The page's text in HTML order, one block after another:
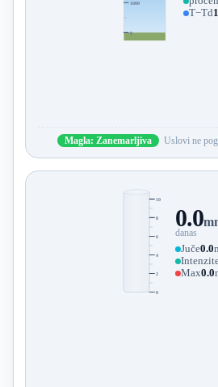
0
1000
T−Td
Magla: Zanemarljiva Uslovi ne
0
2
4
6
8
10
0.0
danas
Juče0.0
Max0.0